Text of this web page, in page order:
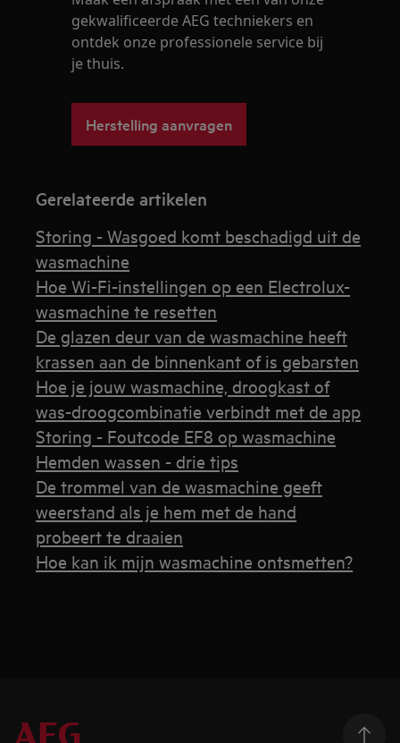
gekwalificeerde AEG techniekers en
ontdek onze professionele service bij
je thuis.
Herstelling aanvragen
Gerelateerde artikelen
Storing - Wasgoed komt beschadigd uit de
wasmachine
Hoe Wi-Fi-instellingen op een Electrolux-
wasmachine te resetten
De glazen deur van de wasmachine heeft
krassen aan de binnenkant of is gebarsten
Hoe je jouw wasmachine, droogkast of
was-droogcombinatie verbindt met de app
Storing - Foutcode EF8 op wasmachine
Hemden wassen - drie tips
De trommel van de wasmachine geeft
weerstand als je hem met de hand
probeert te draaien
Hoe kan ik mijn wasmachine ontsmetten?